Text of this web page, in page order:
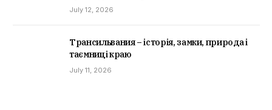
July 12, 2026
Трансильвания – історія, замки, природа і
таємниці краю
July 11, 2026